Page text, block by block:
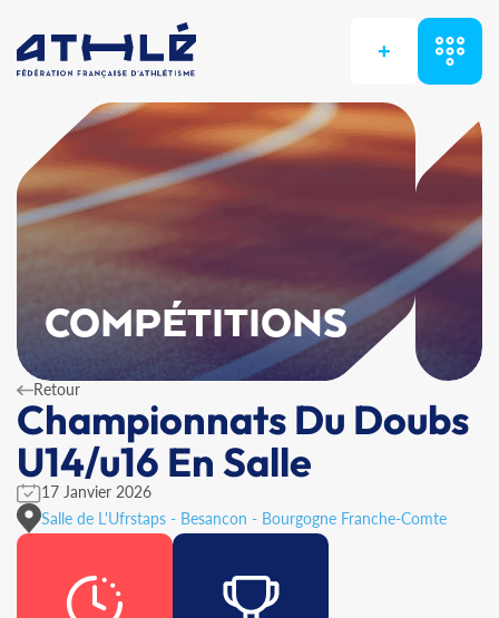
+
COMPÉTITIONS
Retour
Championnats Du Doubs
U14/u16 En Salle
17 Janvier 2026
Salle de L'Ufrstaps - Besancon - Bourgogne Franche-Comte